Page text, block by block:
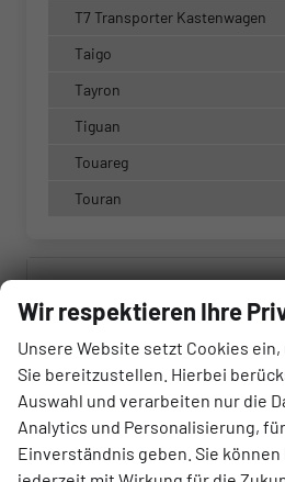
T7 Transporter Kastenwagen
Taigo
Tayron
Tiguan
Touareg
Touran
alles ausgewählt
alles ausgewählt
Wir respektieren Ihre
Unsere Website setzt Cookies
Sie bereitzustellen. Hierbei
Auswahl und verarbeiten nur die
Analytics und Personalisierung,
Einverständnis geben. Sie